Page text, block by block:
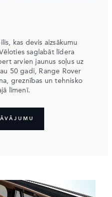
kas devis aizsākumu
saglabāt līdera
arvien jaunus soļus uz
50 gadi, Range Rover
greznības un tehnisko
līmenī.